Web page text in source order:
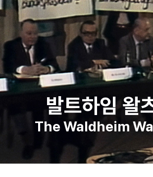
발트하임 왈
The Waldheim